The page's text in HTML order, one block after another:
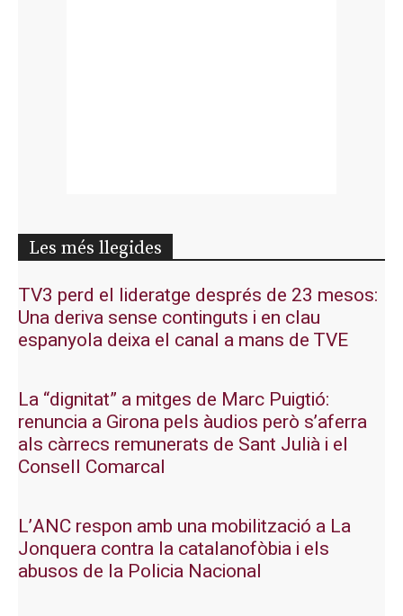
Les més llegides
TV3 perd el lideratge després de 23 mesos:
Una deriva sense continguts i en clau
espanyola deixa el canal a mans de TVE
La “dignitat” a mitges de Marc Puigtió:
renuncia a Girona pels àudios però s’aferra
als càrrecs remunerats de Sant Julià i el
Consell Comarcal
L’ANC respon amb una mobilització a La
Jonquera contra la catalanofòbia i els
abusos de la Policia Nacional